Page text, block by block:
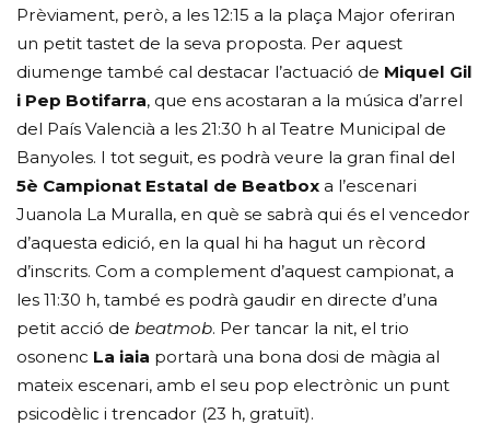
Prèviament, però, a les 12:15 a la plaça Major oferiran
un petit tastet de la seva proposta. Per aquest
diumenge també cal destacar l’actuació de Miquel Gil
i Pep Botifarra, que ens acostaran a la música d’arrel
del País Valencià a les 21:30 h al Teatre Municipal de
Banyoles. I tot seguit, es podrà veure la gran final del
5è Campionat Estatal de Beatbox a l’escenari
Juanola La Muralla, en què se sabrà qui és el vencedor
d’aquesta edició, en la qual hi ha hagut un rècord
d’inscrits. Com a complement d’aquest campionat, a
les 11:30 h, també es podrà gaudir en directe d’una
petit acció de beatmob. Per tancar la nit, el trio
osonenc La iaia portarà una bona dosi de màgia al
mateix escenari, amb el seu pop electrònic un punt
psicodèlic i trencador (23 h, gratuït).